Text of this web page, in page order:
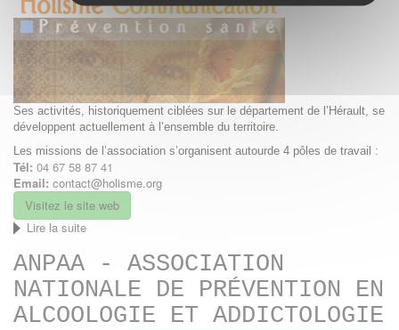
des
Associations
de
la
Jeunesse
de
l'Education
Populaire
Ses activités, historiquement ciblées sur le département de l’Hérault, se
développent actuellement à l’ensemble du territoire.
Les missions de l’association s’organisent autourde 4 pôles de travail :
Tél: 04 67 58 87 41
Email: contact@holisme.org
Visitez le site web
Lire la suite
ANPAA - ASSOCIATION
NATIONALE DE PRÉVENTION EN
ALCOOLOGIE ET ADDICTOLOGIE